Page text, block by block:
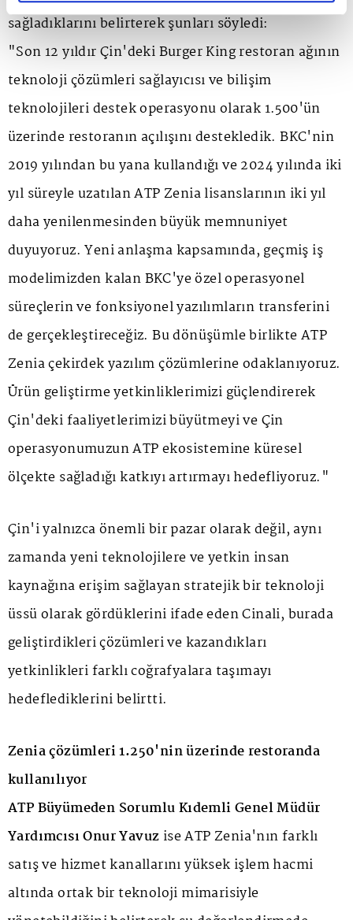
sağladıklarını belirterek şunları söyledi:
"Son 12 yıldır Çin'deki Burger King restoran ağının
teknoloji çözümleri sağlayıcısı ve bilişim
teknolojileri destek operasyonu olarak 1.500'ün
üzerinde restoranın açılışını destekledik. BKC'nin
2019 yılından bu yana kullandığı ve 2024 yılında iki
yıl süreyle uzatılan ATP Zenia lisanslarının iki yıl
daha yenilenmesinden büyük memnuniyet
duyuyoruz. Yeni anlaşma kapsamında, geçmiş iş
modelimizden kalan BKC'ye özel operasyonel
süreçlerin ve fonksiyonel yazılımların transferini
de gerçekleştireceğiz. Bu dönüşümle birlikte ATP
Zenia çekirdek yazılım çözümlerine odaklanıyoruz.
Ürün geliştirme yetkinliklerimizi güçlendirerek
Çin'deki faaliyetlerimizi büyütmeyi ve Çin
operasyonumuzun ATP ekosistemine küresel
ölçekte sağladığı katkıyı artırmayı hedefliyoruz."
Çin'i yalnızca önemli bir pazar olarak değil, aynı
zamanda yeni teknolojilere ve yetkin insan
kaynağına erişim sağlayan stratejik bir teknoloji
üssü olarak gördüklerini ifade eden Cinali, burada
geliştirdikleri çözümleri ve kazandıkları
yetkinlikleri farklı coğrafyalara taşımayı
hedeflediklerini belirtti.
Zenia çözümleri 1.250'nin üzerinde restoranda
kullanılıyor
ATP Büyümeden Sorumlu Kıdemli Genel Müdür
Yardımcısı Onur Yavuz ise ATP Zenia'nın farklı
satış ve hizmet kanallarını yüksek işlem hacmi
altında ortak bir teknoloji mimarisiyle